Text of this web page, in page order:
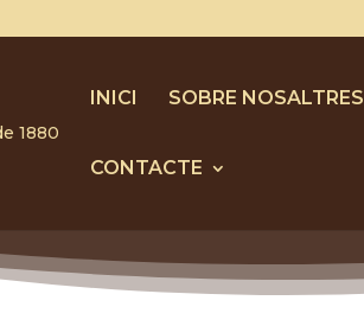
INICI SOBRE NOSALTRES
CONTACTE